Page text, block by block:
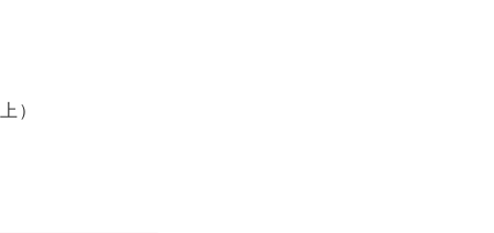
）